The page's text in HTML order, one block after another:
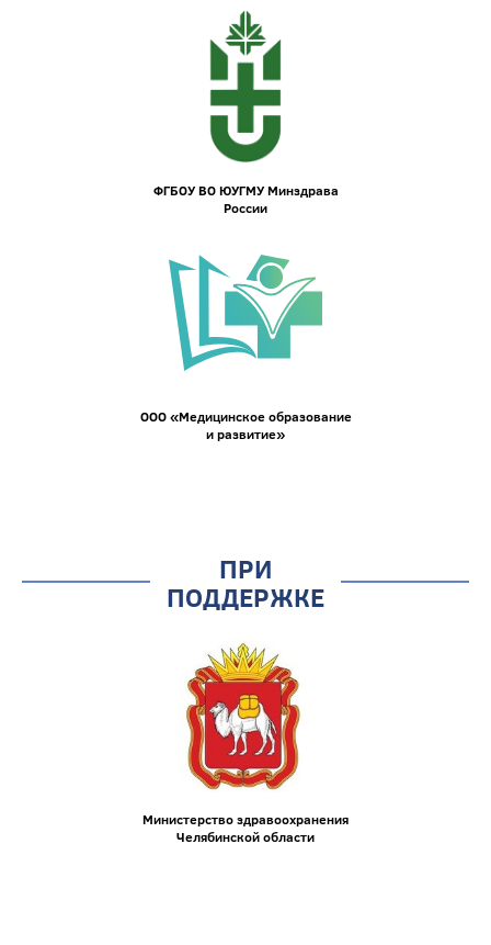
ФГБОУ ВО ЮУГМУ Минздрава
России
ООО «Медицинское образование
и развитие»
ПРИ
ПОДДЕРЖКЕ
Министерство здравоохранения
Челябинской области